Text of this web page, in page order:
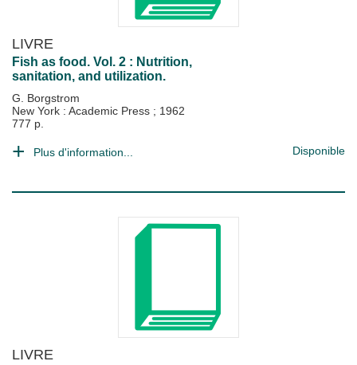
LIVRE
Fish as food. Vol. 2 : Nutrition,
sanitation, and utilization.
G. Borgstrom
New York : Academic Press ; 1962
777 p.
Plus d'information... Disponible
LIVRE